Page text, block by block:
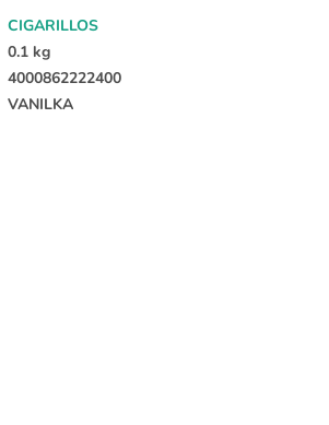
CIGARILLOS
0.1 kg
4000862222400
VANILKA